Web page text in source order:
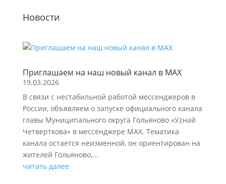
Новости
Приглашаем на наш новый канал в МАХ
19.03.2026
В связи с нестабильной работой мессенджеров в
России, объявляем о запуске официального канала
главы Муниципального округа Гольяново «Уzнай
Четверткова» в мессенджере МАХ. Тематика
канала остается неизменной, он ориентирован на
жителей Гольяново,...
читать далее